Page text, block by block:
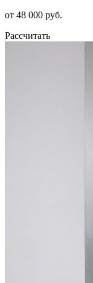
от 48 000 руб.
Рассчитать